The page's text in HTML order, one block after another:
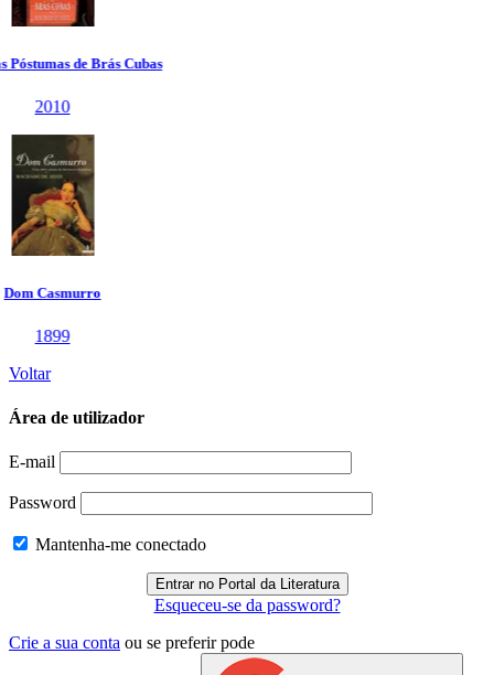
Voltar
Área de utilizador
E-mail
Password
Mantenha-me conectado
Esqueceu-se da password?
Crie a sua conta ou se preferir pode